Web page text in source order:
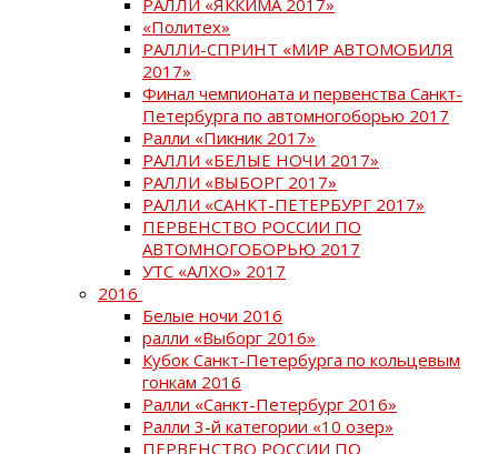
«Политех»
РАЛЛИ-СПРИНТ «МИР АВТОМОБИЛЯ
2017»
Финал чемпионата и первенства Санкт-
Петербурга по автомногоборью 2017
Ралли «Пикник 2017»
РАЛЛИ «БЕЛЫЕ НОЧИ 2017»
РАЛЛИ «ВЫБОРГ 2017»
РАЛЛИ «САНКТ-ПЕТЕРБУРГ 2017»
ПЕРВЕНСТВО РОССИИ ПО
АВТОМНОГОБОРЬЮ 2017
УТС «АЛХО» 2017
2016
Белые ночи 2016
ралли «Выборг 2016»
Кубок Санкт-Петербурга по кольцевым
гонкам 2016
Ралли «Санкт-Петербург 2016»
Ралли 3-й категории «10 озер»
ПЕРВЕНСТВО РОССИИ ПО